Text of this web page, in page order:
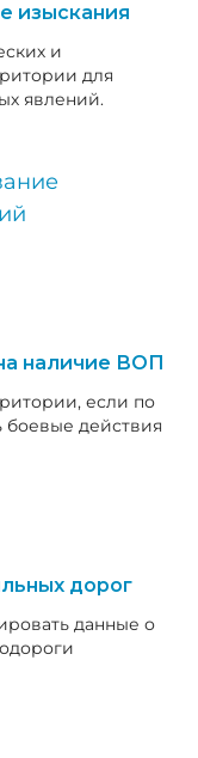
изыскания
и
для
явлений.
наличие ВОП
если по
боевые действия
дорог
данные о